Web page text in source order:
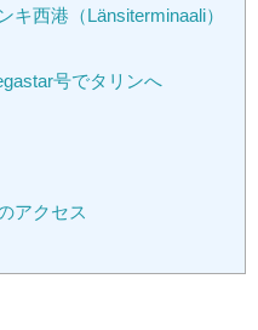
西港（Länsiterminaali）
号でタリンへ
アクセス